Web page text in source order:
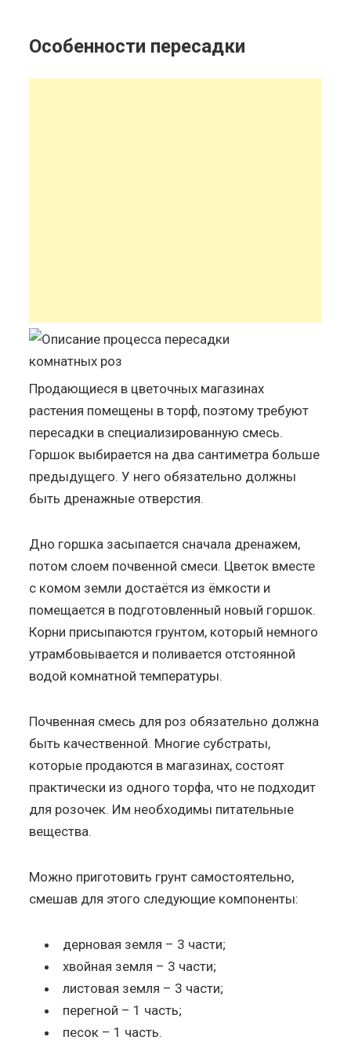
Особенности пересадки
Продающиеся в цветочных магазинах
растения помещены в торф, поэтому требуют
пересадки в специализированную смесь.
Горшок выбирается на два сантиметра больше
предыдущего. У него обязательно должны
быть дренажные отверстия.
Дно горшка засыпается сначала дренажем,
потом слоем почвенной смеси. Цветок вместе
с комом земли достаётся из ёмкости и
помещается в подготовленный новый горшок.
Корни присыпаются грунтом, который немного
утрамбовывается и поливается отстоянной
водой комнатной температуры.
Почвенная смесь для роз обязательно должна
быть качественной. Многие субстраты,
которые продаются в магазинах, состоят
практически из одного торфа, что не подходит
для розочек. Им необходимы питательные
вещества.
Можно приготовить грунт самостоятельно,
смешав для этого следующие компоненты:
дерновая земля – 3 части;
хвойная земля – 3 части;
листовая земля – 3 части;
перегной – 1 часть;
песок – 1 часть.